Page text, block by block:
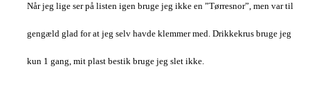
Når jeg lige ser på listen igen bruge jeg ikke en ”Tørresnor”, men var til
gengæld glad for at jeg selv havde klemmer med. Drikkekrus bruge jeg
kun 1 gang, mit plast bestik bruge jeg slet ikke.